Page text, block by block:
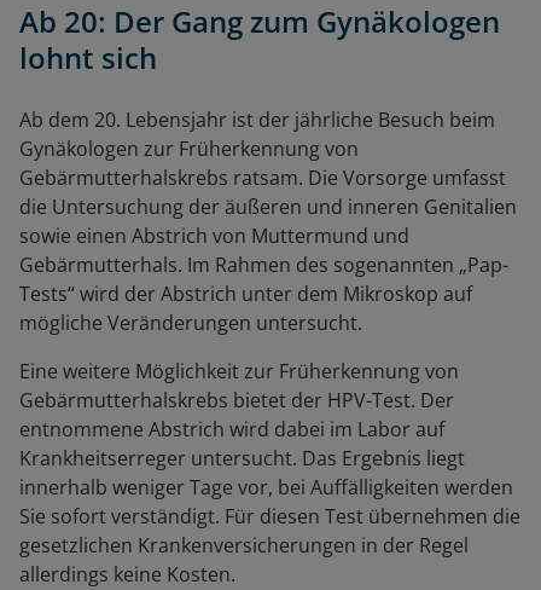
Ab 20: Der Gang zum Gynäkologen
lohnt sich
Ab dem 20. Lebensjahr ist der jährliche Besuch beim
Gynäkologen zur Früherkennung von
Gebärmutterhalskrebs ratsam. Die Vorsorge umfasst
die Untersuchung der äußeren und inneren Genitalien
sowie einen Abstrich von Muttermund und
Gebärmutterhals. Im Rahmen des sogenannten „Pap-
Tests“ wird der Abstrich unter dem Mikroskop auf
mögliche Veränderungen untersucht.
Eine weitere Möglichkeit zur Früherkennung von
Gebärmutterhalskrebs bietet der HPV-Test. Der
entnommene Abstrich wird dabei im Labor auf
Krankheitserreger untersucht. Das Ergebnis liegt
innerhalb weniger Tage vor, bei Auffälligkeiten werden
Sie sofort verständigt. Für diesen Test übernehmen die
gesetzlichen Krankenversicherungen in der Regel
allerdings keine Kosten.